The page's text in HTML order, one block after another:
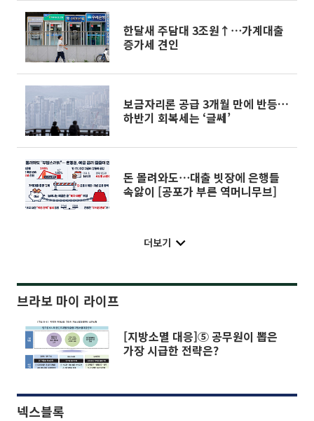
한달새 주담대 3조원↑⋯가계대출
증가세 견인
보금자리론 공급 3개월 만에 반등…
하반기 회복세는 ‘글쎄’
돈 몰려와도⋯대출 빗장에 은행들
속앓이 [공포가 부른 역머니무브]
더보기
브라보 마이 라이프
[지방소멸 대응]⑤ 공무원이 뽑은
가장 시급한 전략은?
넥스블록